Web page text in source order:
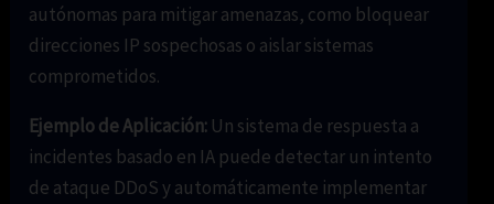
autónomas para mitigar amenazas, como bloquear
direcciones IP sospechosas o aislar sistemas
comprometidos.
Ejemplo de Aplicación: Un sistema de respuesta a
incidentes basado en IA puede detectar un intento
de ataque DDoS y automáticamente implementar